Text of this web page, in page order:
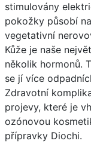
stimulovány
pokožky působí
vegetativní
Kůže je naše
několik hormonů.
se jí více
Zdravotní
projevy, které je
ozónovou
přípravky Diochi.